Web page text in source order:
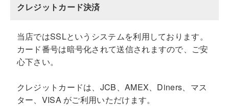
クレジットカード決済
当店ではSSLというシステムを利用しております。
カード番号は暗号化されて送信されますので、ご安
心下さい。
クレジットカードは、JCB、AMEX、Diners、マス
ター、VISA がご利用いただけます。